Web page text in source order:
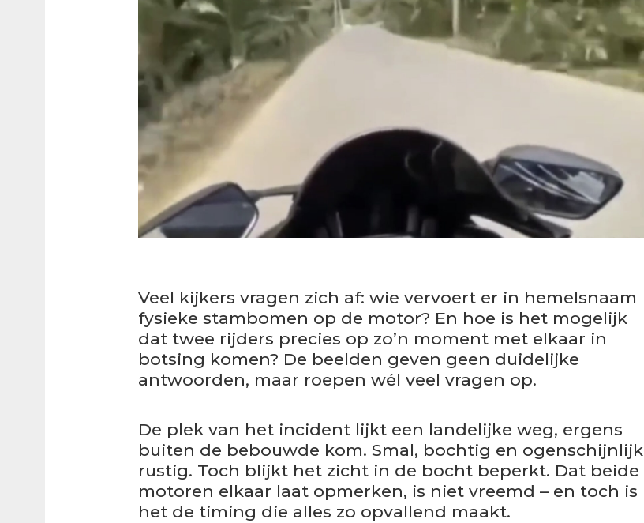
Veel kijkers vragen zich af: wie vervoert er in hemelsnaam
fysieke stambomen op de motor? En hoe is het mogelijk
dat twee rijders precies op zo’n moment met elkaar in
botsing komen? De beelden geven geen duidelijke
antwoorden, maar roepen wél veel vragen op.
De plek van het incident lijkt een landelijke weg, ergens
buiten de bebouwde kom. Smal, bochtig en ogenschijnlijk
rustig. Toch blijkt het zicht in de bocht beperkt. Dat beide
motoren elkaar laat opmerken, is niet vreemd – en toch is
het de timing die alles zo opvallend maakt.